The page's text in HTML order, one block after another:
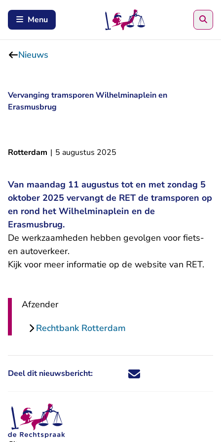
Menu
Nieuws
Vervanging tramsporen Wilhelminaplein en
Erasmusbrug
Rotterdam | 5 augustus 2025
Van maandag 11 augustus tot en met zondag 5
oktober 2025 vervangt de RET de tramsporen op
en rond het Wilhelminaplein en de
Erasmusbrug.
De werkzaamheden hebben gevolgen voor fiets-
en autoverkeer.
Kijk voor meer informatie op de website van RET.
Afzender
Rechtbank Rotterdam
Deel dit nieuwsbericht: Deel dit nieuwsbericht via X -
Deel dit nieuwsbericht via
Deel dit nieuwsbericht
Deel dit